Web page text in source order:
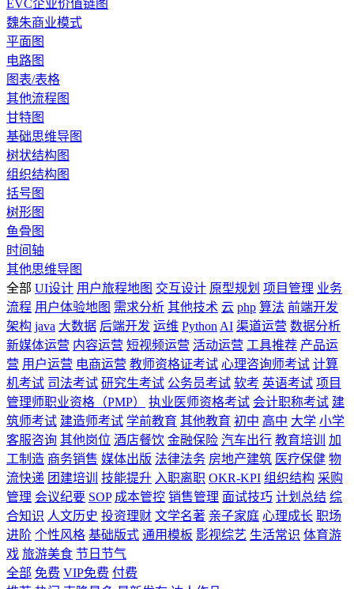
EVC企业价值链图
魏朱商业模式
平面图
电路图
图表/表格
其他流程图
甘特图
基础思维导图
树状结构图
组织结构图
括号图
树形图
鱼骨图
时间轴
其他思维导图
全部 UI设计 用户旅程地图 交互设计 原型规划 项目管理 业务
流程 用户体验地图 需求分析 其他技术 云 php 算法 前端开发
架构 java 大数据 后端开发 运维 Python AI 渠道运营 数据分析
新媒体运营 内容运营 短视频运营 活动运营 工具推荐 产品运
营 用户运营 电商运营 教师资格证考试 心理咨询师考试 计算
机考试 司法考试 研究生考试 公务员考试 软考 英语考试 项目
管理师职业资格（PMP）
执业医师资格考试 会计职称考试 建
筑师考试 建造师考试 学前教育 其他教育 初中 高中 大学 小学
客服咨询 其他岗位 酒店餐饮 金融保险 汽车出行 教育培训
加
工制造 商务销售 媒体出版 法律法务 房地产建筑 医疗保健 物
流快递 团建培训 技能提升 入职离职 OKR-KPI 组织结构 采购
管理 会议纪要 SOP 成本管控 销售管理 面试技巧 计划总结 综
合知识 人文历史 投资理财 文学名著 亲子家庭 心理成长 职场
进阶 个性风格 基础版式 通用模板 影视综艺 生活常识 体育游
戏 旅游美食 节日节气
全部 免费 VIP免费 付费